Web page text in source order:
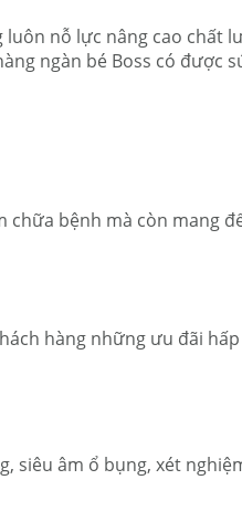
nỗ lực nâng cao
ngàn bé Boss có
bệnh mà còn mang
hàng những ưu đãi
siêu âm ổ bụng, xét